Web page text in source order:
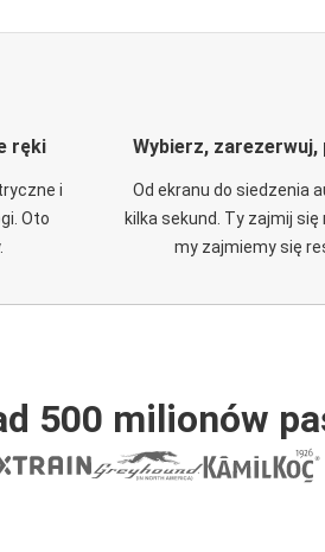
ręki
i
Oto
Wybierz, zarezerwuj,
Od ekranu do siedzenia
kilka sekund. Ty zajmij
my zajmiemy się
500 milionów